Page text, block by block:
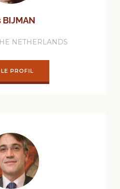
BIJMAN
NETHERLANDS
PROFIL